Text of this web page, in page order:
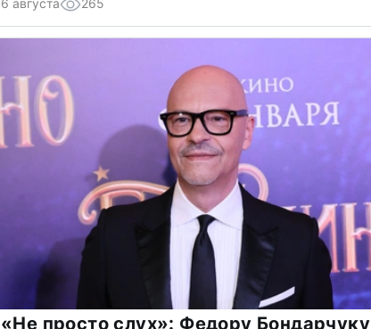
6 августа 265
«Не просто слух»: Федору Бондарчуку